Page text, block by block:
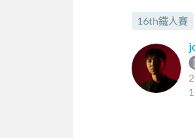
16th鐵人賽